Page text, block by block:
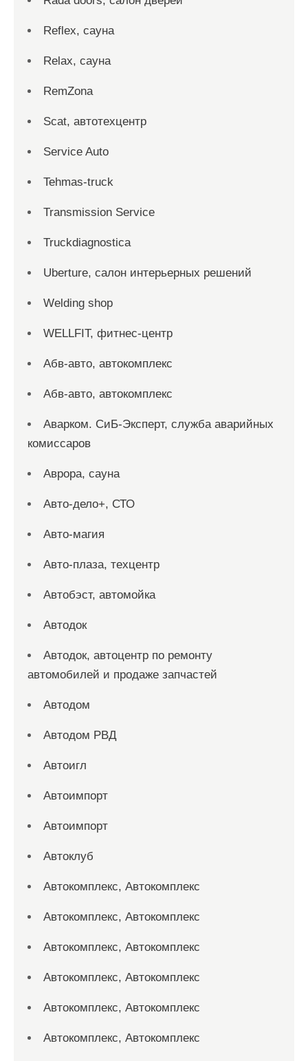
Reflex, сауна
Relax, сауна
RemZona
Scat, автотехцентр
Service Auto
Tehmas-truck
Transmission Service
Truckdiagnostica
Uberture, салон интерьерных решений
Welding shop
WELLFIT, фитнес-центр
Абв-авто, автокомплекс
Абв-авто, автокомплекс
Аварком. СиБ-Эксперт, служба аварийных
комиссаров
Аврора, сауна
Авто-дело+, СТО
Авто-магия
Авто-плаза, техцентр
Автобэст, автомойка
Автодок
Автодок, автоцентр по ремонту
автомобилей и продаже запчастей
Автодом
Автодом РВД
Автоигл
Автоимпорт
Автоимпорт
Автоклуб
Автокомплекс, Автокомплекс
Автокомплекс, Автокомплекс
Автокомплекс, Автокомплекс
Автокомплекс, Автокомплекс
Автокомплекс, Автокомплекс
Автокомплекс, Автокомплекс